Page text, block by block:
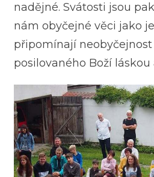
nadějné. Svátosti jsou
nám obyčejné věci jako
připomínají
posilovaného Boží láskou